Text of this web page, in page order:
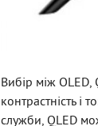
Вибір між
контрастність і
служби, QLED